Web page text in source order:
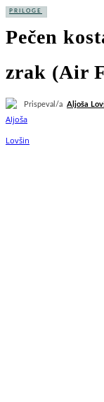
PRILOGE
Pečen
zrak (Air
Prispeval/a Aljoša